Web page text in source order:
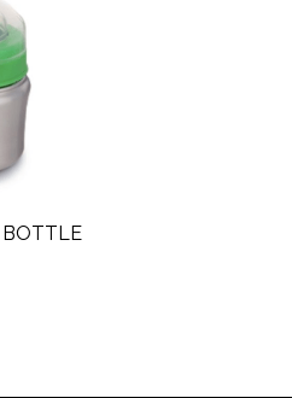
BOTTLE